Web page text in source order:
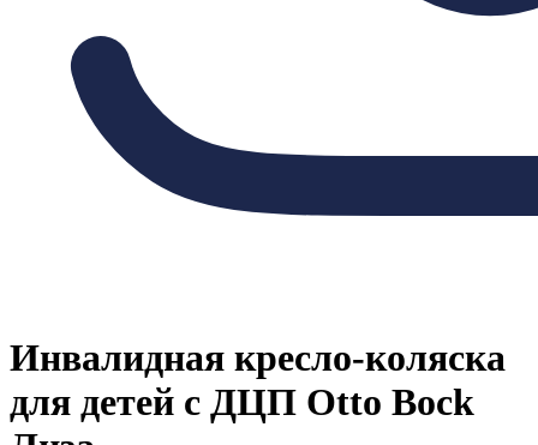
Инвалидная кресло-коляска
для детей с ДЦП Otto Bock